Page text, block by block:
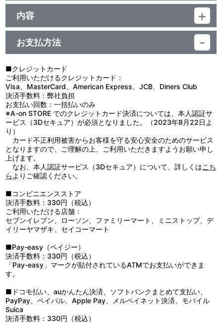
品番：TU-11927
ジャンル：衣類
素材：本体：ポリエステル65％／綿35％
別布：ポリエステル62％／綿33％／ポリウレタン5％
サイズ：フリーサイズ（約 身丈：70cm 身巾：56cm 肩巾：48cm
袖丈：22cm）
内容
「鳳龍剣」の文字にはリフレクタープリントを使用。
【使用上の注意】
●濡れたり湿った状態での使用や摩擦により、色落ちや色移りのお
それがありますので、ご注意ください。
●洗濯により多少の色落ちがあります。濃色は白色や淡色のものと
分けて洗ってください。
●濡れたまま放置すると、色落ち・色移りなどの原因になります。
洗濯後は形を整えて、速やかに陰干ししてください。
●洗濯の際は蛍光増白剤が入っていない洗剤を使用してください。
●漂白剤の使用はお避けください。
●プリント部分はもみ洗いを避け、アイロンは当てないでくださ
い。
●直射日光及び紫外線が長期間あたる場所での保管は変色や劣化の
原因になりますのでお避けください。
●乾燥機の使用はお避けください。
してください。
●蓄光プリントは洗濯を繰り返すことによって多少薄くなることが
あります。
お支払方法
■クレジットカード
ご利用いただけるクレジットカード：
Visa、MasterCard、American Express、JCB、Diners Club
決済手数料：弊社負担
お支払い回数：一括払いのみ
※A-on STORE でのクレジットカード決済については、本人認証サ
ービス（3Dセキュア）が必須となりました。（2023年8月22日よ
り）
カード不正利用被害からお客様を守る安心安全のためのサービス
となりますので、ご理解の上、ご利用いただきますようお願い申し
上げます。
なお、本人認証サービス（3Dセキュア）について、詳しくはこち
ら よりご確認ください。
■コンビニエンスストア
決済手数料：330円（税込）
ご利用いただける店舗：
セブンイレブン、ローソン、ファミリーマート、ミニストップ、デ
イリーヤマザキ、セイコーマート
■Pay-easy（ペイジー）
決済手数料：330円（税込）
「Pay-easy」マークが貼付されているATMでお支払いができま
す。
■ドコモ払い、auかんたん決済、ソフトバンクまとめて支払い、
PayPay、ペイパル、Apple Pay、メルペイネット決済、モバイル
Suica
決済手数料：330円（税込）